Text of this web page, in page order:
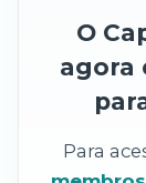
O
agora
Para